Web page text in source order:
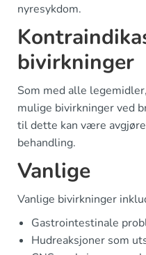
nyresykdom.
bivirkninger
Som med alle
mulige bivirkninger ved
til dette kan være
behandling.
Vanlige
Vanlige bivirkninger
Gastrointestinale
Hudreaksjoner som